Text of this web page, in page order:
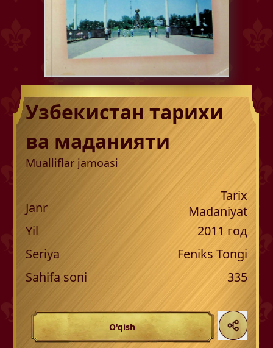
Узбекистан тарихи
ва маданияти
Mualliflar jamoasi
Janr
Tarix
Madaniyat
Yil
2011 год
Seriya
Feniks Tongi
Sahifa soni
335
O'qish